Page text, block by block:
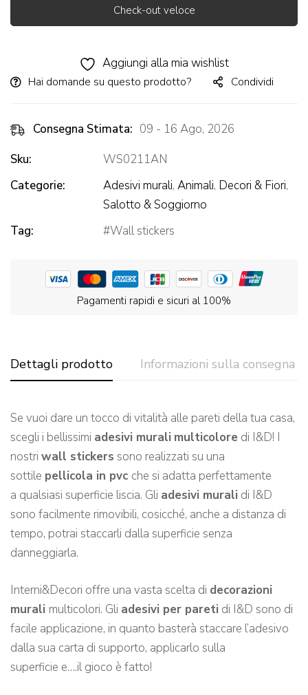
Check-out veloce
Aggiungi alla mia wishlist
Hai domande su questo prodotto? Condividi
Consegna Stimata: 09 - 16 Ago, 2026
Sku:
WS0211AN
Categorie:
Adesivi murali, Animali, Decori & Fiori,
Salotto & Soggiorno
Tag:
Wall stickers
Pagamenti rapidi e sicuri al 100%
Dettagli prodotto Informazioni sulla consegna
Se vuoi dare un tocco di vitalità alle pareti della tua casa,
scegli i bellissimi adesivi murali multicolore di I&D! I
nostri wall stickers sono realizzati su una
sottile pellicola in pvc che si adatta perfettamente
a qualsiasi superficie liscia. Gli adesivi murali di I&D
sono facilmente rimovibili, cosicché, anche a distanza di
tempo, potrai staccarli dalla superficie senza
danneggiarla.
Interni&Decori offre una vasta scelta di decorazioni
murali multicolori. Gli adesivi per pareti di I&D sono di
facile applicazione, in quanto basterà staccare l’adesivo
dalla sua carta di supporto, applicarlo sulla
superficie e….il gioco è fatto!